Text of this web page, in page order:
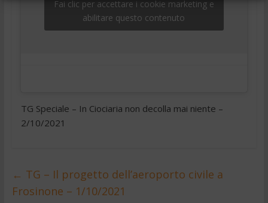
Fai clic per accettare i cookie marketing e
abilitare questo contenuto
TG Speciale – In Ciociaria non decolla mai niente –
2/10/2021
← TG – Il progetto dell’aeroporto civile a
Frosinone – 1/10/2021